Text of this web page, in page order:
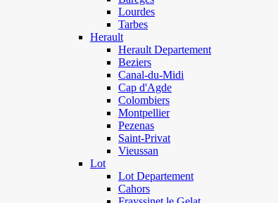
Lourdes
Tarbes
Herault
Herault Departement
Beziers
Canal-du-Midi
Cap d'Agde
Colombiers
Montpellier
Pezenas
Saint-Privat
Vieussan
Lot
Lot Departement
Cahors